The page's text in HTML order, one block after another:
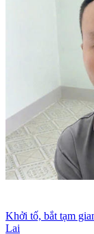
Khởi tố, bắt tạm
Lai